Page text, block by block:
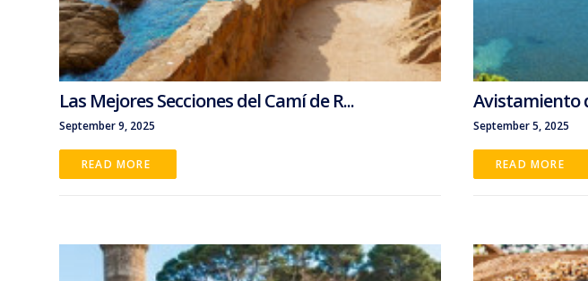
Las Mejores Secciones del Camí de R...
September 9, 2025
READ MORE
Avistamiento
September 5, 2025
READ MORE